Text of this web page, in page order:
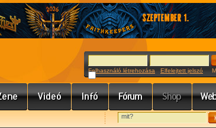
Felhasználó létrehozása Elfelejtett jelszó